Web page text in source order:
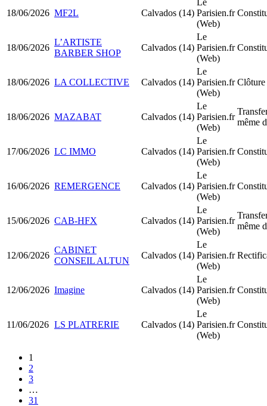
18/06/2026 MF2L Calvados (14)
Le
Parisien.fr
(Web)
18/06/2026
L’ARTISTE
BARBER SHOP
Calvados (14)
Le
Parisien.fr
(Web)
18/06/2026 LA COLLECTIVE Calvados (14)
Le
Parisien.fr
(Web)
18/06/2026 MAZABAT Calvados (14)
Le
Parisien.fr
(Web)
même
17/06/2026 LC IMMO Calvados (14)
Le
Parisien.fr
(Web)
16/06/2026 REMERGENCE Calvados (14)
Le
Parisien.fr
(Web)
15/06/2026 CAB-HFX Calvados (14)
Le
Parisien.fr
(Web)
même
12/06/2026
CABINET
CONSEIL ALTUN
Calvados (14)
Le
Parisien.fr
(Web)
12/06/2026 Imagine Calvados (14)
Le
Parisien.fr
(Web)
11/06/2026 LS PLATRERIE Calvados (14)
Le
Parisien.fr
(Web)
1
2
3
…
31